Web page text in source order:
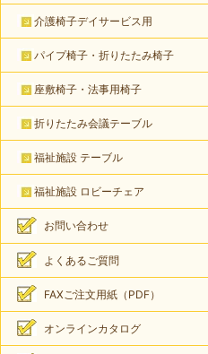
介護椅子デイサービス用
パイプ椅子・折りたたみ椅子
座敷椅子・法事用椅子
折りたたみ会議テーブル
福祉施設 テーブル
福祉施設 ロビーチェア
お問い合わせ
よくあるご質問
FAXご注文用紙（PDF）
オンラインカタログ